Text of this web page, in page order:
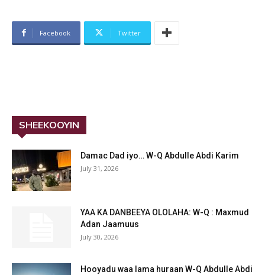
Facebook Twitter
SHEEKOOYIN
Damac Dad iyo… W-Q Abdulle Abdi Karim
July 31, 2026
YAA KA DANBEEYA OLOLAHA: W-Q : Maxmud
Adan Jaamuus
July 30, 2026
Hooyadu waa lama huraan W-Q Abdulle Abdi